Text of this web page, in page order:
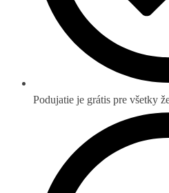
Podujatie je grátis pre všetky